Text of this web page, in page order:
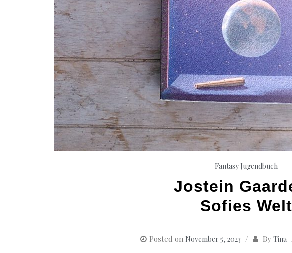
Fantasy Jugendbuch
Jostein
Sofies Welt
Posted on November 5, 2023 ByTina